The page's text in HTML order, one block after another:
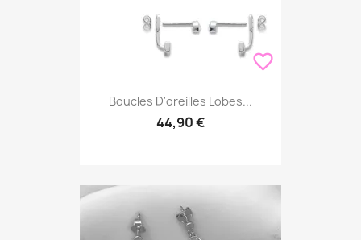
favorite_border
Boucles D'oreilles Lobes...
44,90 €